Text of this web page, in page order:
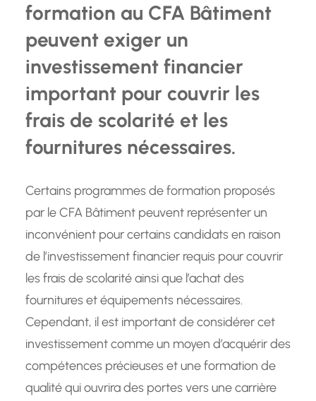
formation au CFA Bâtiment
peuvent exiger un
investissement financier
important pour couvrir les
frais de scolarité et les
fournitures nécessaires.
Certains programmes de formation proposés
par le CFA Bâtiment peuvent représenter un
inconvénient pour certains candidats en raison
de l’investissement financier requis pour couvrir
les frais de scolarité ainsi que l’achat des
fournitures et équipements nécessaires.
Cependant, il est important de considérer cet
investissement comme un moyen d’acquérir des
compétences précieuses et une formation de
qualité qui ouvrira des portes vers une carrière